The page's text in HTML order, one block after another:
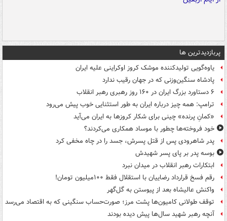
پربازدیدترین ها
یاوه‌گویی تولیدکننده موشک کروز اوکراینی علیه ایران
پادشاه سنگین‌وزنی که در جهان رقیب ندارد
۶ دستاورد بزرگ ایران در ۱۶۰ روز رهبری رهبر انقلاب
ترامپ: همه چیز درباره ایران به طور استثنایی خوب پیش می‌رود
«کمانِ پرنده» چینی برای شکار کروزها به ایران می‌آید
خود فروخته‌ها چطور با موساد همکاری می‌کردند؟
پدر شاهرودی پس از قتل پسرش، جسد را در چاه مخفی کرد
بوسه‌ پدر بر پای پسر شهیدش
ابتکارات رهبر انقلاب در میدان نبرد
رقم فسخ قرارداد رضاییان با استقلال فقط ۱۰۰میلیون تومان!
واکنش عالیشاه بعد از پیوستن به گل‌گهر
توقف طولانی کامیون‌ها پشت مرز؛ صورت‌حساب سنگینی که به اقتصاد می‌رسد
آنچه رهبر شهید سال‌ها پیش دیده بودند